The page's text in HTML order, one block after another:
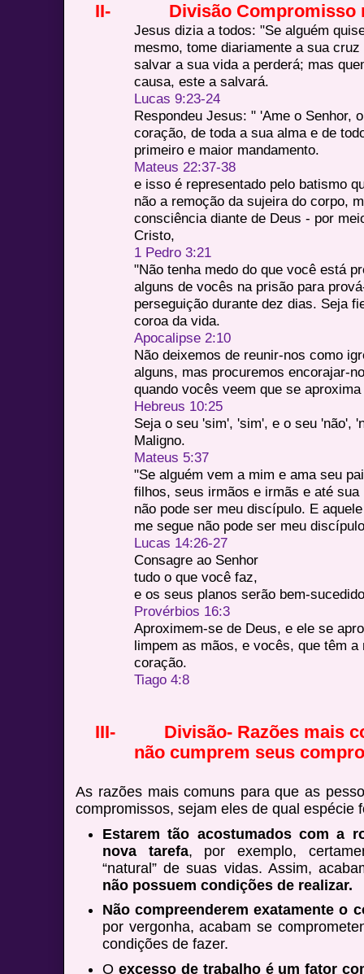
II- Divisão Compromisso
Jesus dizia a todos: "Se alguém
mesmo, tome diariamente a sua
salvar a sua vida a perderá; mas
causa, este a salvará.
Lucas 9:23-24
Respondeu Jesus: " 'Ame o Senhor,
coração, de toda a sua alma e de
primeiro e maior mandamento.
Mateus 22:37-38
e isso é representado pelo batismo
não a remoção da sujeira do corpo,
consciência diante de Deus - por
Cristo,
1 Pedro 3:21
"Não tenha medo do que você está
alguns de vocês na prisão para
perseguição durante dez dias. Seja
coroa da vida.
Apocalipse 2:10
Não deixemos de reunir-nos como
alguns, mas procuremos encorajar-
quando vocês veem que se
Hebreus 10:25
Seja o seu 'sim', 'sim', e o seu 'não',
Maligno.
Mateus 5:37
"Se alguém vem a mim e ama seu
filhos, seus irmãos e irmãs e até
não pode ser meu discípulo. E
me segue não pode ser meu
Lucas 14:26-27
Consagre ao Senhor
tudo o que você faz,
e os seus planos serão bem-
Provérbios 16:3
Aproximem-se de Deus, e ele se
limpem as mãos, e vocês, que têm
coração.
Tiago 4:8
III-
Divisão- Razões mais
não cumprem seus
As razões mais comuns para que as
compromissos, sejam eles de qual espécie
Estarem tão acostumados com a
nova tarefa, por exemplo,
“natural” de suas vidas. Assim,
não possuem condições de realizar.
Não compreenderem exatamente o
por vergonha, acabam se
condições de fazer.
O excesso de trabalho é um fator